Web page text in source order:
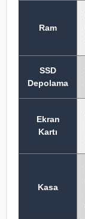
Ram
SSD
Depolama
Ekran
Kartı
Kasa